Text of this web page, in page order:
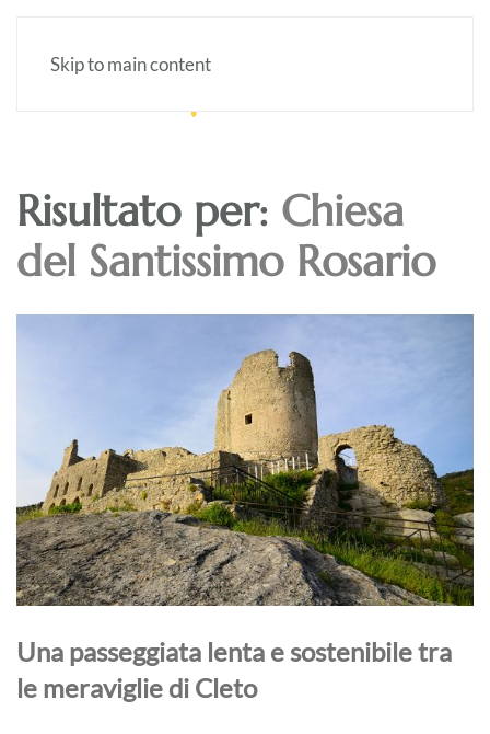
Skip to main content
Risultato per: Chiesa
del Santissimo Rosario
Una passeggiata lenta e sostenibile tra
le meraviglie di Cleto